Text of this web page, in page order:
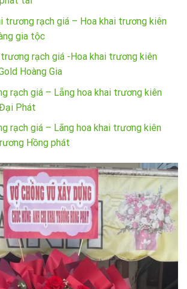
trương rạch giá – Hoa khai trương kiên
gia tộc
trương rạch giá -Hoa khai trương kiên
Hoàng Gia
rạch giá – Lẵng hoa khai trương kiên
Phát
rạch giá – Lãng hoa khai trương kiên
Hồng phát